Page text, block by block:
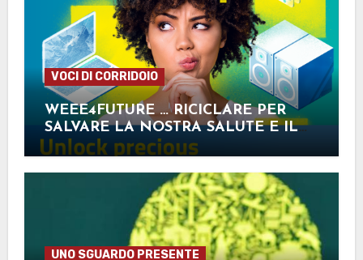
VOCI DI CORRIDOIO
WEEE4FUTURE … RICICLARE PER
SALVARE LA NOSTRA SALUTE E IL
NOSTRO PIANETA!
UNO SGUARDO PRESENTE